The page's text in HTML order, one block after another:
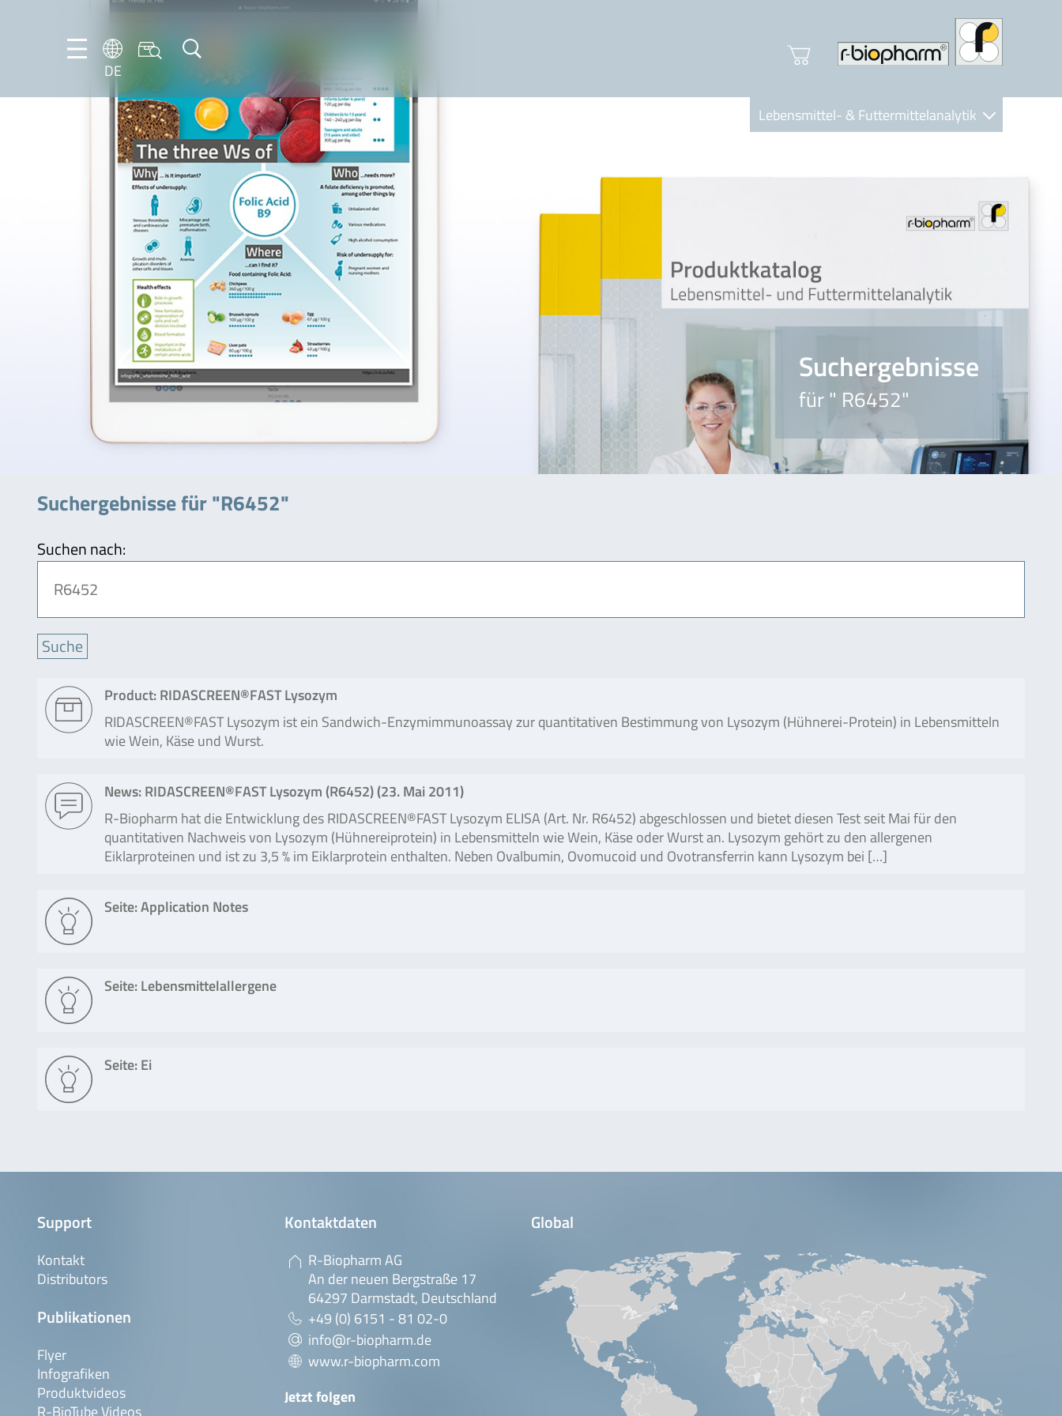
DE
DE
EN
Lebensmittel- & Futtermittelanalytik
Suchergebnisse
für " R6452"
Suchergebnisse für "R6452"
Suchen nach:
Product: RIDASCREEN®FAST Lysozym
RIDASCREEN®FAST Lysozym ist ein Sandwich-Enzymimmunoassay zur quantitativen Bestimmung von Lysozym (Hühnerei-Protein) in Lebensmitteln
wie Wein, Käse und Wurst.
News: RIDASCREEN®FAST Lysozym (R6452) (23. Mai 2011)
R-Biopharm hat die Entwicklung des RIDASCREEN®FAST Lysozym ELISA (Art. Nr. R6452) abgeschlossen und bietet diesen Test seit Mai für den
quantitativen Nachweis von Lysozym (Hühnereiprotein) in Lebensmitteln wie Wein, Käse oder Wurst an. Lysozym gehört zu den allergenen
Eiklarproteinen und ist zu 3,5 % im Eiklarprotein enthalten. Neben Ovalbumin, Ovomucoid und Ovotransferrin kann Lysozym bei […]
Seite: Application Notes
Seite: Lebensmittelallergene
Seite: Ei
Support
Kontakt
Distributors
Publikationen
Flyer
Infografiken
Produktvideos
R-BioTube Videos
Kontaktdaten
R-Biopharm AG
An der neuen Bergstraße 17
64297 Darmstadt, Deutschland
+49 (0) 6151 - 81 02-0
info@r-biopharm.de
www.r-biopharm.com
Jetzt folgen
Global